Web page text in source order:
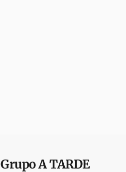
GrupoA TARDE